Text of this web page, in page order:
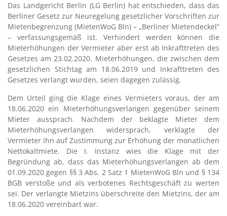
Das Landgericht Berlin (LG Berlin) hat entschieden, dass das
Berliner Gesetz zur Neuregelung gesetzlicher Vorschriften zur
Mietenbegrenzung (MietenWoG Bln) – „Berliner Mietendeckel“
– verfassungsgemäß ist. Verhindert werden können die
Mieterhöhungen der Vermieter aber erst ab Inkrafttreten des
Gesetzes am 23.02.2020. Mieterhöhungen, die zwischen dem
gesetzlichen Stichtag am 18.06.2019 und Inkrafttreten des
Gesetzes verlangt wurden, seien dagegen zulässig.
Dem Urteil ging die Klage eines Vermieters voraus, der am
18.06.2020 ein Mieterhöhungsverlangen gegenüber seinem
Mieter aussprach. Nachdem der beklagte Mieter dem
Mieterhöhungsverlangen widersprach, verklagte der
Vermieter ihn auf Zustimmung zur Erhöhung der monatlichen
Nettokaltmiete. Die I. Instanz wies die Klage mit der
Begründung ab, dass das Mieterhöhungsverlangen ab dem
01.09.2020 gegen §§ 3 Abs. 2 Satz 1 MietenWoG Bln und § 134
BGB verstoße und als verbotenes Rechtsgeschäft zu werten
sei. Der verlangte Mietzins überschreite den Mietzins, der am
18.06.2020 vereinbart war.